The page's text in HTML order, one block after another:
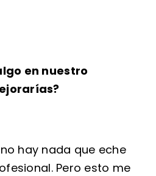
en nuestro
hay nada que eche
Pero esto me